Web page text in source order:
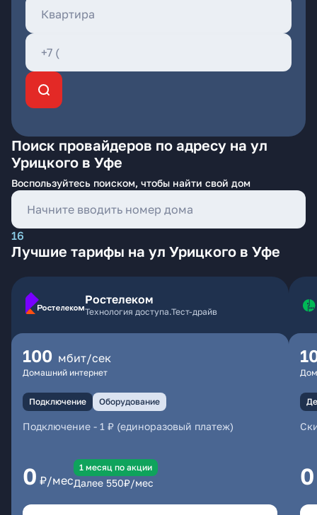
Поиск провайдеров по адресу на ул
Урицкого в Уфе
Воспользуйтесь поиском, чтобы найти свой дом
16
Лучшие тарифы на ул Урицкого в Уфе
Ростелеком
Технология доступа.Тест-драйв
100 мбит/сек
Домашний интернет
Подключение Оборудование
Подключение - 1 ₽ (единоразовый платеж)
0 ₽/мес
1 месяц по акции
Далее 550₽/мес 0